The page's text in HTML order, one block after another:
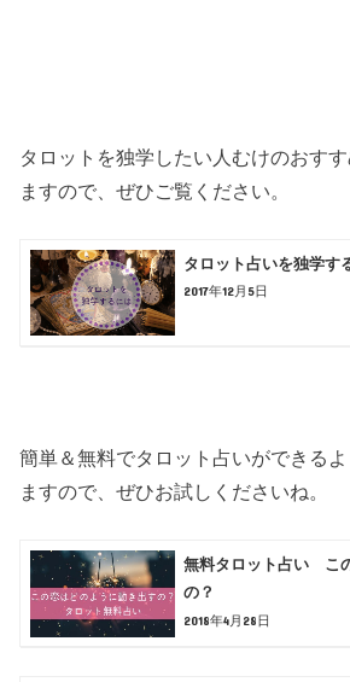
タロットを独学したい人むけのおす
ますので、ぜひご覧ください。
タロット占いを独学す
2017年12月5日
簡単＆無料でタロット占いができる
ますので、ぜひお試しくださいね。
無料タロット占い こ
の？
2018年4月28日